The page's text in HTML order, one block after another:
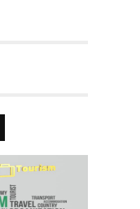
: IA : LE
DU TOURISME